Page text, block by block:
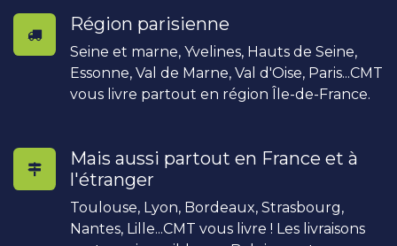
Région parisienne
Seine et marne, Yvelines, Hauts de Seine,
Essonne, Val de Marne, Val d'Oise, Paris...CMT
vous livre partout en région Île-de-France.
Mais aussi partout en France et à
l'étranger
Toulouse, Lyon, Bordeaux, Strasbourg,
Nantes, Lille...CMT vous livre ! Les livraisons